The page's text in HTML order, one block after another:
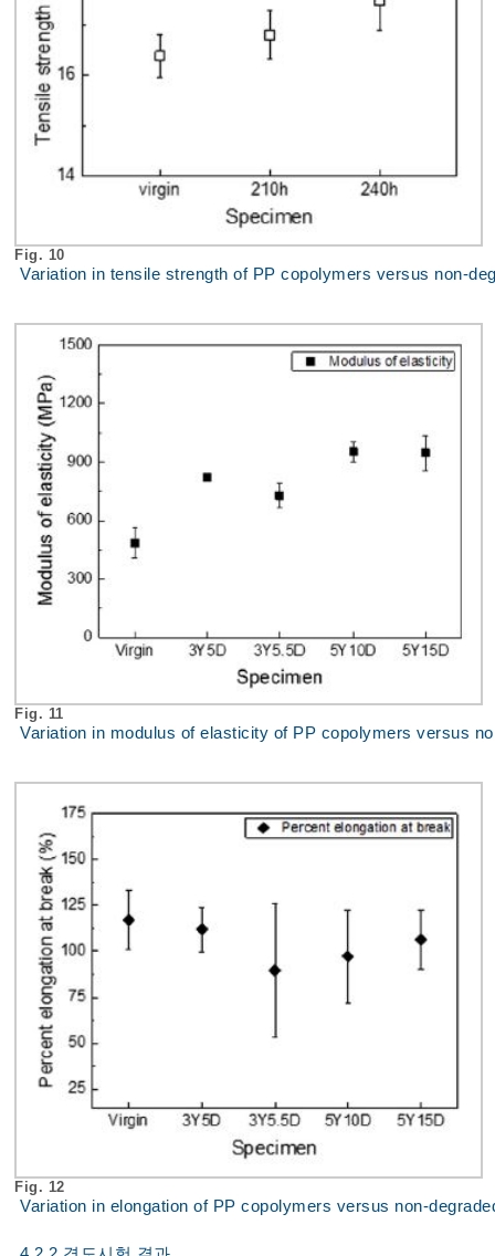
Fig. 10
Variation in tensile strength of PP copolymers versus non-
Fig. 11
Variation in modulus of elasticity of PP copolymers versus
Fig. 12
Variation in elongation of PP copolymers versus non-